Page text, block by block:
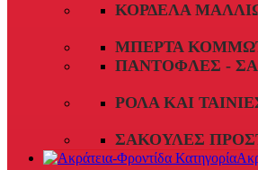
ΚΟΡΔΈΛΑ
ΜΠΈΡΤΑ
ΠΑΝΤΌΦΛΕΣ -
ΡΟΛΆ ΚΑΙ
ΣΑΚΟΎΛΕΣ